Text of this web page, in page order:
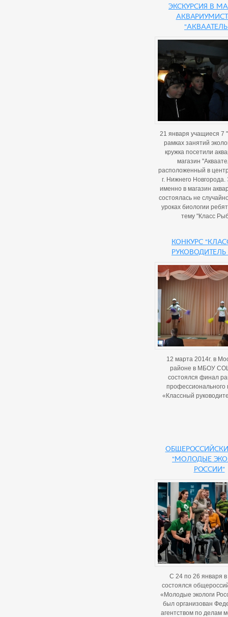
Экскурсия в
21 января учащиеся 7
рамках занятий
кружка посетили
магазин
расположенный в
г. Нижнего Новгорода.
именно в магазин
состоялась не
уроках биологии
тему "Класс
Конкурс
руководитель
12 марта 2014г. в
районе в МБОУ
состоялся финал
профессионального
«Классный
"Молодые
России"
С 24 по 26 января
состоялся
«Молодые экологи
был организован
агентством по делам